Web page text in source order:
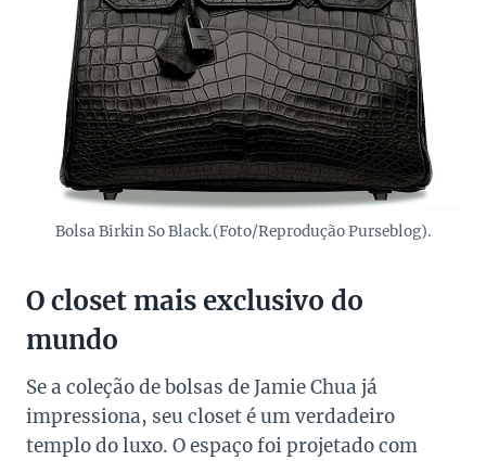
Bolsa Birkin So Black.(Foto/Reprodução Purseblog).
O closet mais exclusivo do
mundo
Se a coleção de bolsas de Jamie Chua já
impressiona, seu closet é um verdadeiro
templo do luxo. O espaço foi projetado com